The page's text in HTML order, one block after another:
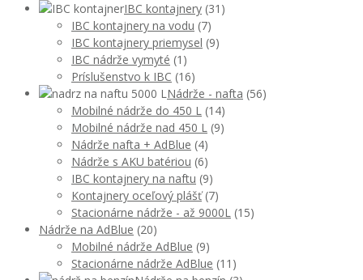
IBC kontajnery (31)
IBC kontajnery na vodu (7)
IBC kontajnery priemysel (9)
IBC nádrže vymyté (1)
Príslušenstvo k IBC (16)
Nádrže - nafta (56)
Mobilné nádrže do 450 L (14)
Mobilné nádrže nad 450 L (9)
Nádrže nafta + AdBlue (4)
Nádrže s AKU batériou (6)
IBC kontajnery na naftu (9)
Kontajnery oceľový plášť (7)
Stacionárne nádrže - až 9000L (15)
Nádrže na AdBlue (20)
Mobilné nádrže AdBlue (9)
Stacionárne nádrže AdBlue (11)